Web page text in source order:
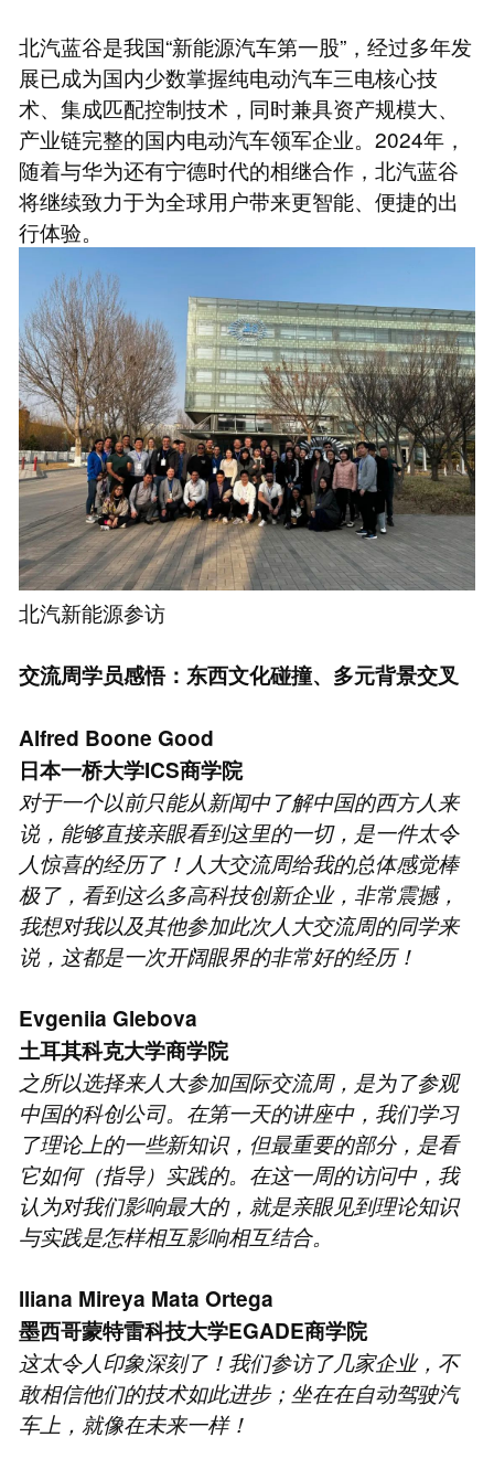
北汽蓝谷是我国“新能源汽车第一股”，经过多年发
展已成为国内少数掌握纯电动汽车三电核心技
术、集成匹配控制技术，同时兼具资产规模大、
产业链完整的国内电动汽车领军企业。2024年，
随着与华为还有宁德时代的相继合作，北汽蓝谷
将继续致力于为全球用户带来更智能、便捷的出
行体验。
北汽新能源参访
交流周学员感悟：东西文化碰撞、多元背景交叉
Alfred Boone Good
日本一桥大学ICS商学院
对于一个以前只能从新闻中了解中国的西方人来
说，能够直接亲眼看到这里的一切，是一件太令
人惊喜的经历了！人大交流周给我的总体感觉棒
极了，看到这么多高科技创新企业，非常震撼，
我想对我以及其他参加此次人大交流周的同学来
说，这都是一次开阔眼界的非常好的经历！
Evgeniia Glebova
土耳其科克大学商学院
之所以选择来人大参加国际交流周，是为了参观
中国的科创公司。在第一天的讲座中，我们学习
了理论上的一些新知识，但最重要的部分，是看
它如何（指导）实践的。在这一周的访问中，我
认为对我们影响最大的，就是亲眼见到理论知识
与实践是怎样相互影响相互结合。
lliana Mireya Mata Ortega
墨西哥蒙特雷科技大学EGADE商学院
这太令人印象深刻了！我们参访了几家企业，不
敢相信他们的技术如此进步；坐在在自动驾驶汽
车上，就像在未来一样！